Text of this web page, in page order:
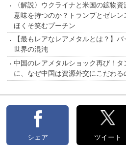
〈解説〉ウクライナと米国の鉱物
意味を持つのか？トランプとゼレ
ほくそ笑むプーチン
【最もレアなレアメタルとは？】
世界の混沌
中国のレアメタルショック再び！タ
に、なぜ中国は資源外交にこだわる
シェア ツイート